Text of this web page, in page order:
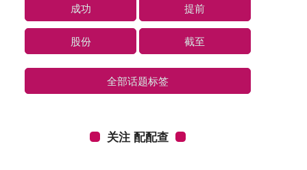
成功 提前
股份 截至
全部话题标签
关注 配配查